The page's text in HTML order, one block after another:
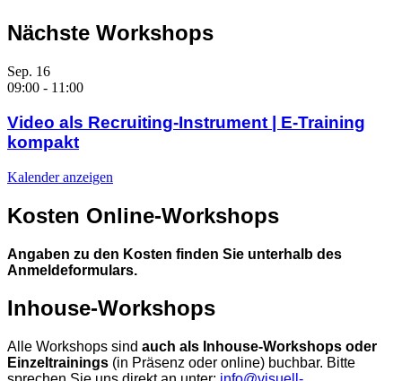
Nächste Workshops
Sep. 16
09:00 - 11:00
Video als Recruiting-Instrument | E-Training
kompakt
Kalender anzeigen
Kosten Online-Workshops
Angaben zu den Kosten finden Sie unterhalb des
Anmeldeformulars.
Inhouse-Workshops
Alle Workshops sind auch als Inhouse-Workshops oder
Einzeltrainings (in Präsenz oder online) buchbar. Bitte